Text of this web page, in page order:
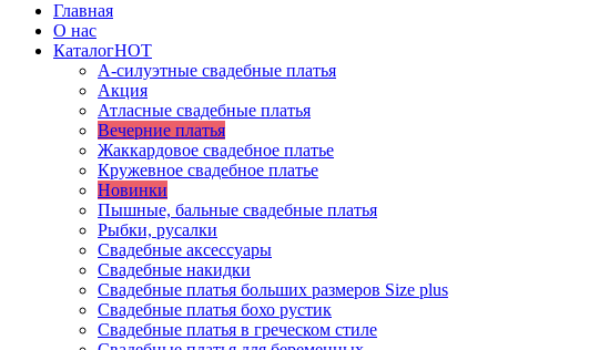
Главная
О нас
КаталогHOT
А-силуэтные свадебные платья
Акция
Атласные свадебные платья
Вечерние платья
Жаккардовое свадебное платье
Кружевное свадебное платье
Новинки
Пышные, бальные свадебные платья
Рыбки, русалки
Свадебные аксессуары
Свадебные накидки
Свадебные платья больших размеров Size plus
Свадебные платья бохо рустик
Свадебные платья в греческом стиле